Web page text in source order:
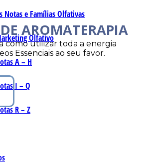
Notas e Famílias Olfativas
Olfativo
A – H
I – Q
R – Z
AROMATERAPIA
como utilizar toda a energia
Essenciais ao seu favor.